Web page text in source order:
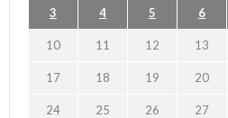
3 4 5 6
10 11 12 13
17 18 19 20
24 25 26 27